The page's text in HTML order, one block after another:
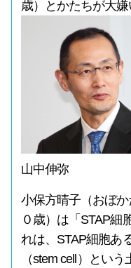
歳）とかたちが大嫌
山中伸弥
小保方晴子（おぼ
０歳）は「STAP細
れは、STAP細胞あ
（stem cell）とい